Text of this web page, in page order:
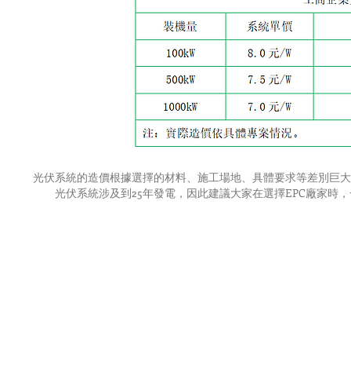
光伏系統的造價根據選擇的材料、施工場地、具體要求等差別巨
光伏系統涉及到25年發電，因此建議大家在選擇EPC廠家時